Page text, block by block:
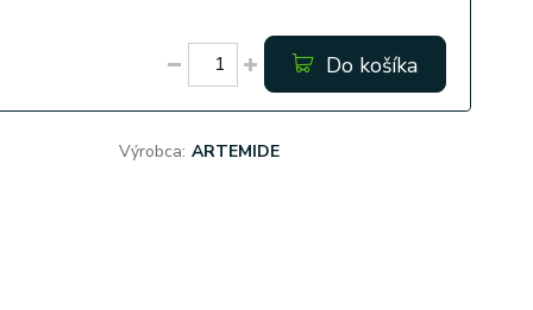
Do košíka
Výrobca: ARTEMIDE